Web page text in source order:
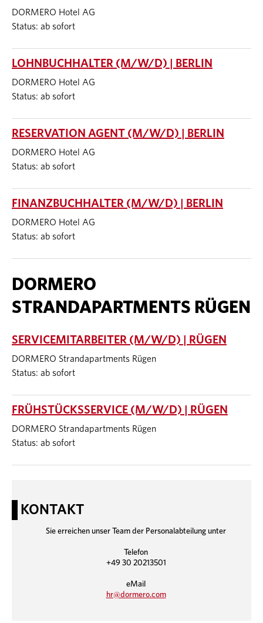
DORMERO Hotel AG
Status: ab sofort
LOHNBUCHHALTER (M/W/D) | BERLIN
DORMERO Hotel AG
Status: ab sofort
RESERVATION AGENT (M/W/D) | BERLIN
DORMERO Hotel AG
Status: ab sofort
FINANZBUCHHALTER (M/W/D) | BERLIN
DORMERO Hotel AG
Status: ab sofort
DORMERO
STRANDAPARTMENTS RÜGEN
SERVICEMITARBEITER (M/W/D) | RÜGEN
DORMERO Strandapartments Rügen
Status: ab sofort
FRÜHSTÜCKSSERVICE (M/W/D) | RÜGEN
DORMERO Strandapartments Rügen
Status: ab sofort
KONTAKT
Sie erreichen unser Team der Personalabteilung unter
Telefon
+49 30 20213501
eMail
hr@dormero.com